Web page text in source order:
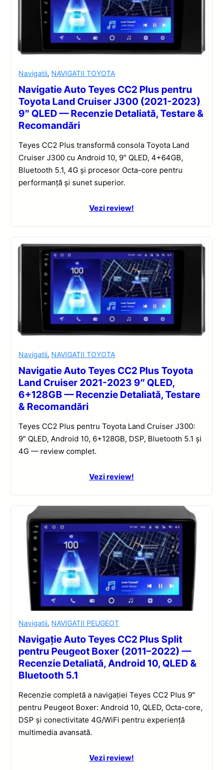
Navigatii, NAVIGATII TOYOTA
Navigatie Auto Teyes CC2 Plus pentru
Toyota Land Cruiser J300 (2021-2023)
9″ QLED — Recenzie Detaliată, Testare &
Recomandări
Teyes CC2 Plus transformă consola Toyota Land
Cruiser J300 cu Android 10, 9″ QLED, 4+64GB,
Bluetooth 5.1, 4G și procesor Octa-core pentru
performanță și sunet superior.
Vezi review!
Navigatii, NAVIGATII TOYOTA
Navigatie Auto Teyes CC2 Plus Toyota
Land Cruiser 2021-2023 9″ QLED,
6+128GB — Recenzie Detaliată, Testare
& Recomandări
Teyes CC2 Plus pentru Toyota Land Cruiser J300:
9″ QLED, Android 10, 6+128GB, DSP, Bluetooth 5.1 și
4G — review complet.
Vezi review!
Navigatii, NAVIGATII PEUGEOT
Navigație Auto Teyes CC2 Plus Split
pentru Peugeot Boxer (2011–2022) —
Recenzie Detaliată, Android 10, QLED &
Bluetooth 5.1
Recenzie completă a navigației Teyes CC2 Plus 9″
pentru Peugeot Boxer: Android 10, QLED, Octa-core,
DSP și conectivitate 4G/WiFi pentru experiență
multimedia avansată.
Vezi review!